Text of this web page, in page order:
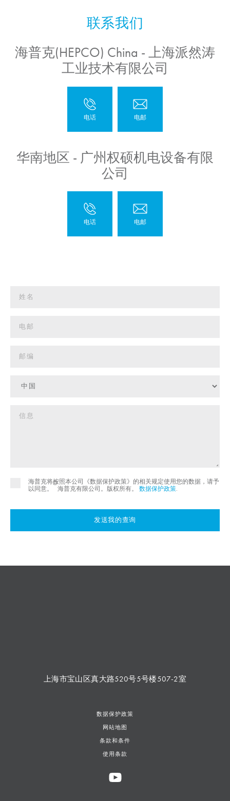
海普克(HEPCO) China - 上海派然涛
工业技术有限公司
华南地区 - 广州权硕机电设备有限
公司
海普克将按照本公司《数据保护政策》的相关规定使用您的数据，请予
以同意。
©
海普克有限公司。版权所有。 数据保护政策.
发送我的查询
上海市宝山区真大路520号5号楼507-2室
数据保护政策
网站地图
条款和条件
使用条款